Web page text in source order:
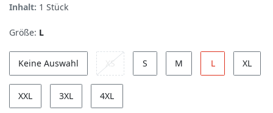
Inhalt: 1 Stück
Größe: L
Keine Auswahl XS S M L XL
XXL 3XL 4XL